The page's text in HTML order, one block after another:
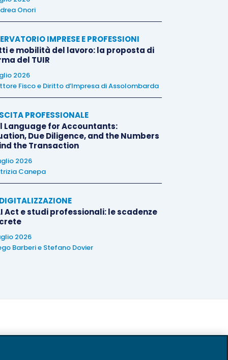
Onori
IMPRESE E PROFESSIONI
e mobilità del lavoro: la proposta di
del TUIR
2026
Fisco e Diritto d’Impresa di Assolombarda
PROFESSIONALE
Language for Accountants:
Due Diligence, and the Numbers
the Transaction
2026
Canepa
Act e studi professionali: le scadenze
2026
Barberie Stefano Dovier